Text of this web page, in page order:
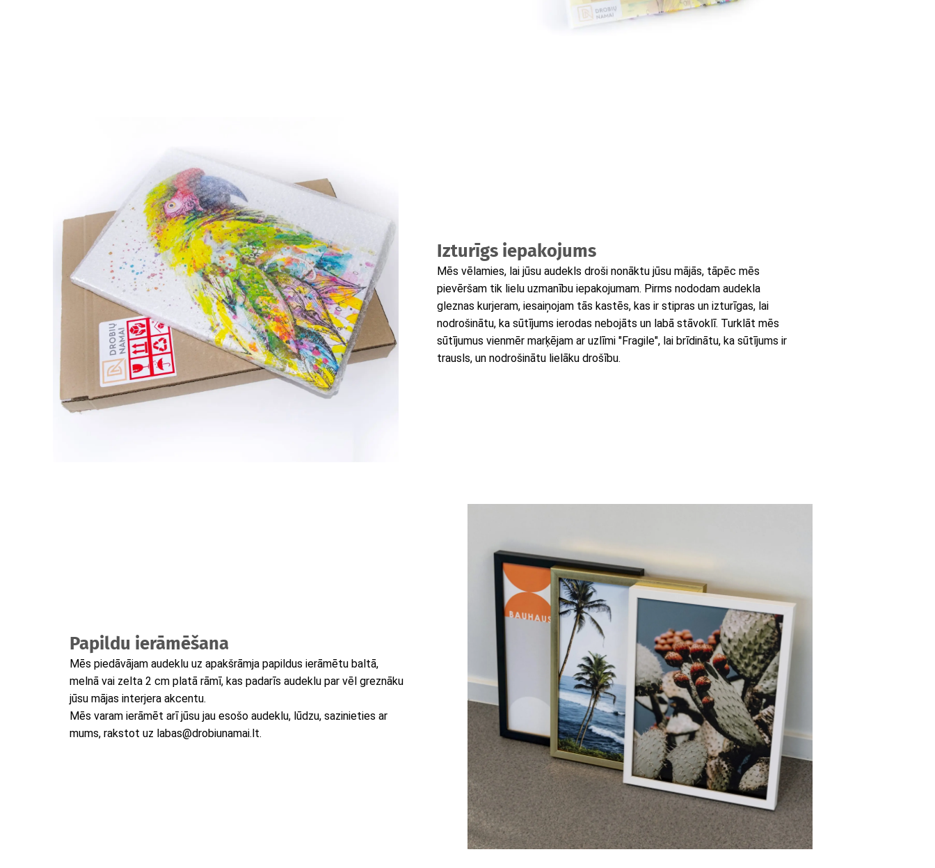
Izturīgs iepakojums
Mēs vēlamies, lai jūsu audekls droši nonāktu jūsu mājās, tāpēc mēs
pievēršam tik lielu uzmanību iepakojumam. Pirms nododam audekla
gleznas kurjeram, iesaiņojam tās kastēs, kas ir stipras un izturīgas, lai
nodrošinātu, ka sūtījums ierodas nebojāts un labā stāvoklī. Turklāt mēs
sūtījumus vienmēr marķējam ar uzlīmi "Fragile", lai brīdinātu, ka sūtījums ir
trausls, un nodrošinātu lielāku drošību.
Papildu ierāmēšana
Mēs piedāvājam audeklu uz apakšrāmja papildus ierāmētu baltā,
melnā vai zelta 2 cm platā rāmī, kas padarīs audeklu par vēl greznāku
jūsu mājas interjera akcentu.
Mēs varam ierāmēt arī jūsu jau esošo audeklu, lūdzu, sazinieties ar
mums, rakstot uz labas@drobiunamai.lt.